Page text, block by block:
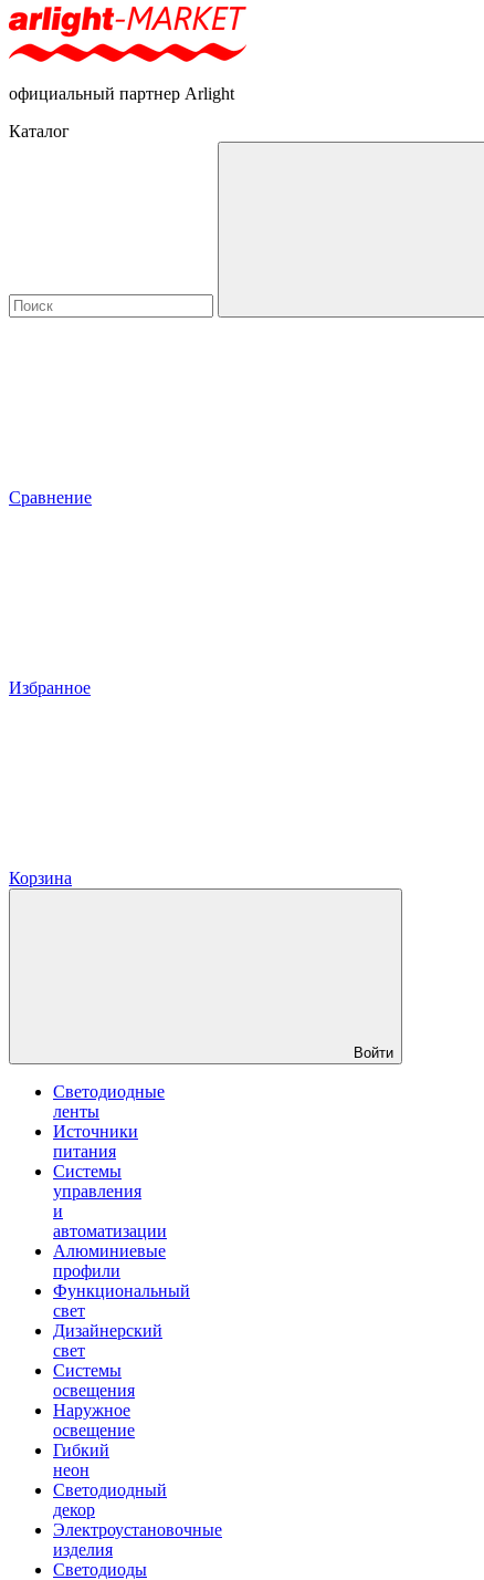
официальный партнер Arlight
Каталог
Сравнение
Избранное
Корзина
Войти
Светодиодные
ленты
Источники
питания
Системы
управления
и
автоматизации
Алюминиевые
профили
Функциональный
свет
Дизайнерский
свет
Системы
освещения
Наружное
освещение
Гибкий
неон
Светодиодный
декор
Электроустановочные
изделия
Светодиоды